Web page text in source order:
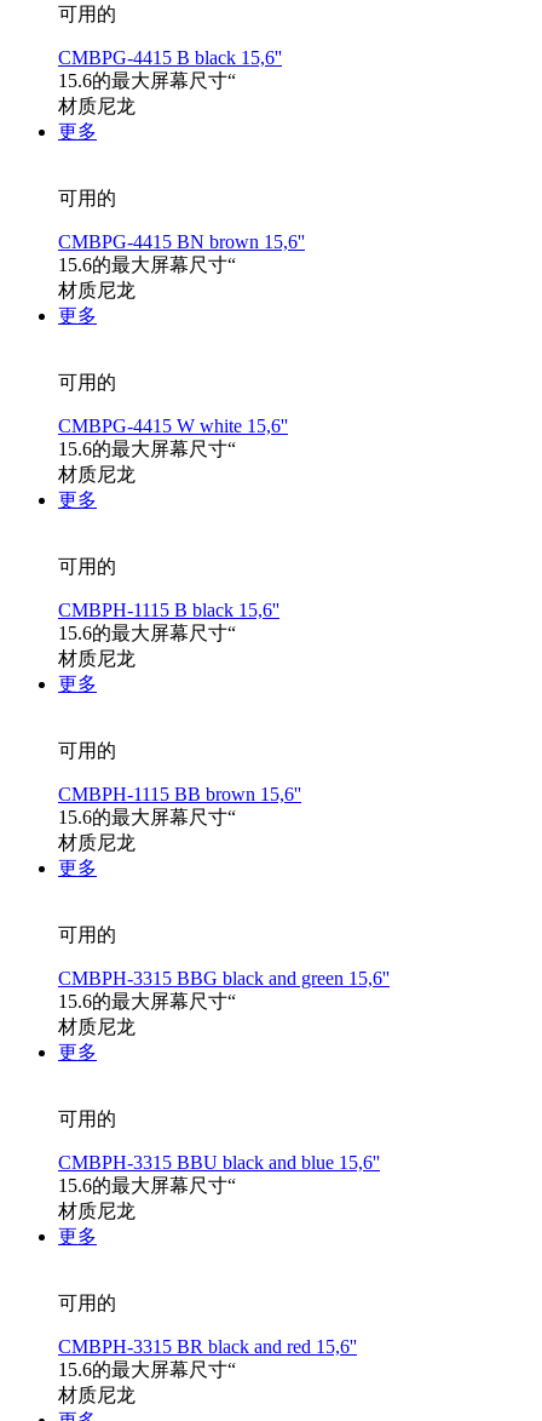
可用的
CMBPG-4415 B black 15,6''
15.6的最大屏幕尺寸“
材质尼龙
更多
可用的
CMBPG-4415 BN brown 15,6''
15.6的最大屏幕尺寸“
材质尼龙
更多
可用的
CMBPG-4415 W white 15,6''
15.6的最大屏幕尺寸“
材质尼龙
更多
可用的
CMBPH-1115 B black 15,6''
15.6的最大屏幕尺寸“
材质尼龙
更多
可用的
CMBPH-1115 BB brown 15,6''
15.6的最大屏幕尺寸“
材质尼龙
更多
可用的
CMBPH-3315 BBG black and green 15,6''
15.6的最大屏幕尺寸“
材质尼龙
更多
可用的
CMBPH-3315 BBU black and blue 15,6''
15.6的最大屏幕尺寸“
材质尼龙
更多
可用的
CMBPH-3315 BR black and red 15,6''
15.6的最大屏幕尺寸“
材质尼龙